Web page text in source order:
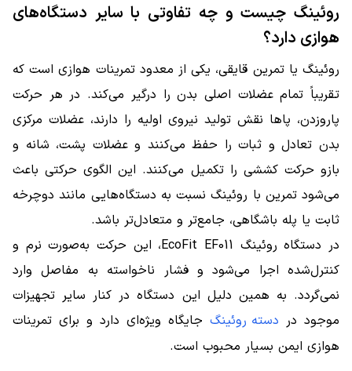
روئینگ چیست و چه تفاوتی با سایر دستگاه‌های
هوازی دارد؟
روئینگ یا تمرین قایقی، یکی از معدود تمرینات هوازی است که
تقریباً تمام عضلات اصلی بدن را درگیر می‌کند. در هر حرکت
پاروزدن، پاها نقش تولید نیروی اولیه را دارند، عضلات مرکزی
بدن تعادل و ثبات را حفظ می‌کنند و عضلات پشت، شانه و
بازو حرکت کششی را تکمیل می‌کنند. این الگوی حرکتی باعث
می‌شود تمرین با روئینگ نسبت به دستگاه‌هایی مانند دوچرخه
ثابت یا پله باشگاهی، جامع‌تر و متعادل‌تر باشد.
در دستگاه روئینگ EcoFit EF011، این حرکت به‌صورت نرم و
کنترل‌شده اجرا می‌شود و فشار ناخواسته به مفاصل وارد
نمی‌گردد. به همین دلیل این دستگاه در کنار سایر تجهیزات
موجود در دسته روئینگجایگاه ویژه‌ای دارد و برای تمرینات
هوازی ایمن بسیار محبوب است.